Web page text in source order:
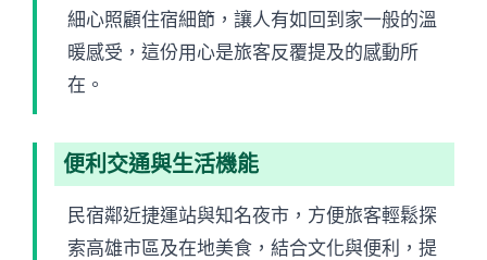
細心照顧住宿細節，讓人有如回到家一般的溫
暖感受，這份用心是旅客反覆提及的感動所
在。
便利交通與生活機能
民宿鄰近捷運站與知名夜市，方便旅客輕鬆探
索高雄市區及在地美食，結合文化與便利，提